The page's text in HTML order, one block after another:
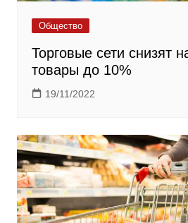
Общество
Торговые сети снизят
товары до 10%
19/11/2022